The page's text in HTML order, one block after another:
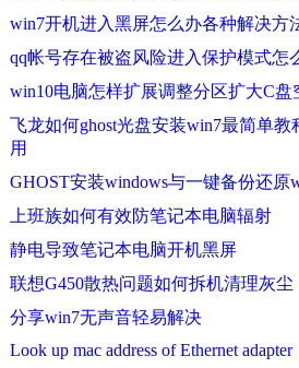
win7开机进入黑屏怎么办各种解决方
qq帐号存在被盗风险进入保护模式怎
win10电脑怎样扩展调整分区扩大C盘
飞龙如何ghost光盘安装win7最简单
用
GHOST安装windows与一键备份还原
上班族如何有效防笔记本电脑辐射
静电导致笔记本电脑开机黑屏
联想G450散热问题如何拆机清理灰尘
分享win7无声音轻易解决
Look up mac address of Ethernet adapter